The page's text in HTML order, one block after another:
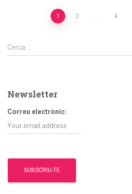
Paginació
de
1 2 4
C
e
:
Cerca …
Newsletter
Correu electrònic: